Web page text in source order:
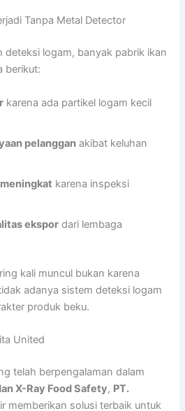
Tanpa Metal Detector
deteksi logam, banyak pabrik ikan
berikut:
karena ada partikel logam kecil
pelanggan akibat keluhan
karena inspeksi
ekspor dari lembaga
kali muncul bukan karena
adanya sistem deteksi logam
produk beku.
United
telah berpengalaman dalam
X-Ray Food Safety, PT.
memberikan solusi terbaik untuk